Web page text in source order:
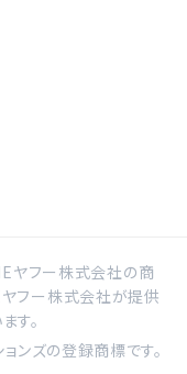
ヤフー株式会社の商
フー株式会社が提供
す。
ンズの登録商標です。